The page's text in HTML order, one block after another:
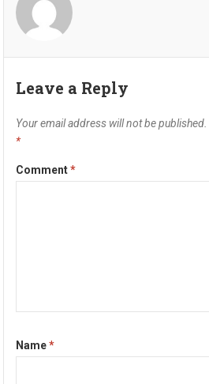
Leave a Reply
Your email address will not be published.
*
Comment*
Name*